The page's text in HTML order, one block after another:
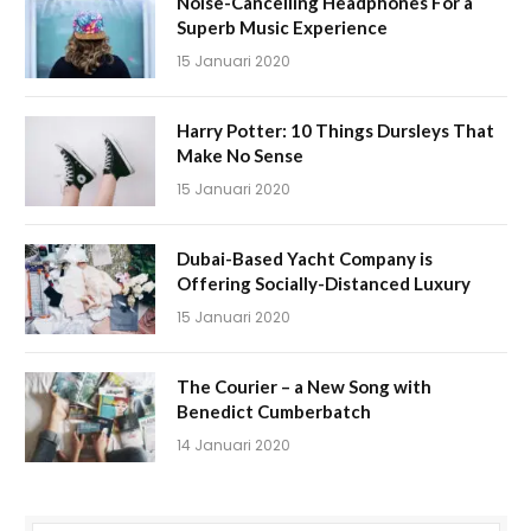
Superb Music Experience
15 Januari 2020
Harry Potter: 10 Things Dursleys That
Make No Sense
15 Januari 2020
Dubai-Based Yacht Company is
Offering Socially-Distanced Luxury
15 Januari 2020
The Courier – a New Song with
Benedict Cumberbatch
14 Januari 2020